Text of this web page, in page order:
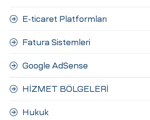
E-ticaret Platformları
Fatura Sistemleri
Google AdSense
HİZMET BÖLGELERİ
Hukuk